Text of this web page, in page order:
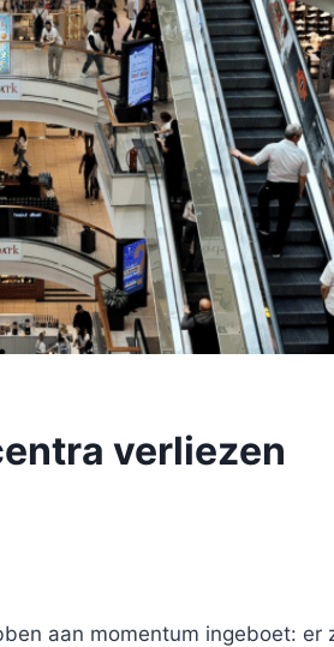
verliezen
aan momentum ingeboet: er